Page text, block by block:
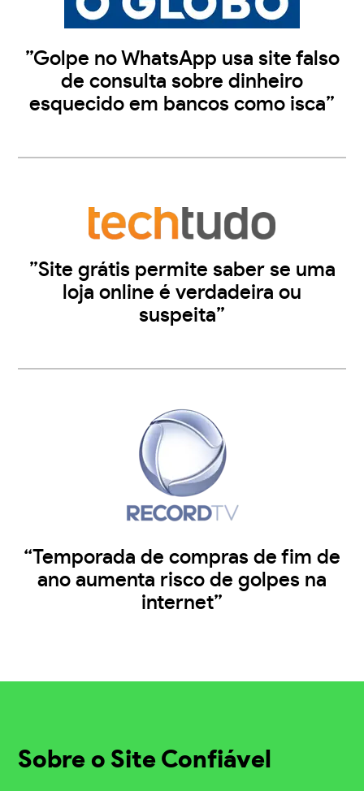
”Golpe no WhatsApp usa site falso
de consulta sobre dinheiro
esquecido em bancos como isca”
”Site grátis permite saber se uma
loja online é verdadeira ou
suspeita”
“Temporada de compras de fim de
ano aumenta risco de golpes na
internet”
Sobre o Site Confiável